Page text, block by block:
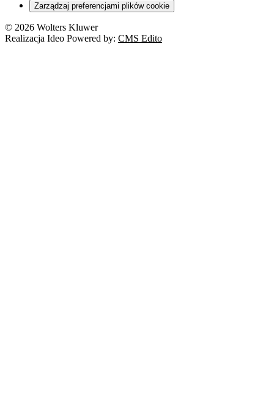
Zarządzaj preferencjami plików cookie
© 2026 Wolters Kluwer
Realizacja Ideo Powered by: CMS Edito